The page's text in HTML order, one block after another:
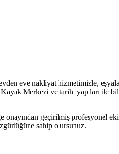
eve nakliyat hizmetimizle,
Merkezi ve tarihi yapıları ile
onayından geçirilmiş profesyonel
sahip olursunuz.